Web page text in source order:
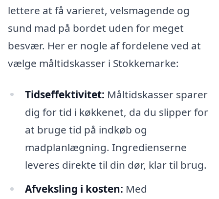
lettere at få varieret, velsmagende og
sund mad på bordet uden for meget
besvær. Her er nogle af fordelene ved at
vælge måltidskasser i Stokkemarke:
Tidseffektivitet: Måltidskasser sparer
dig for tid i køkkenet, da du slipper for
at bruge tid på indkøb og
madplanlægning. Ingredienserne
leveres direkte til din dør, klar til brug.
Afveksling i kosten: Med